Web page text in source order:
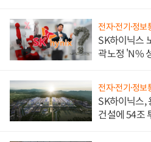
전자·전기·정보
SK하이닉스
곽노정 'N%
전자·전기·정보
SK하이닉스,
건설에 54조